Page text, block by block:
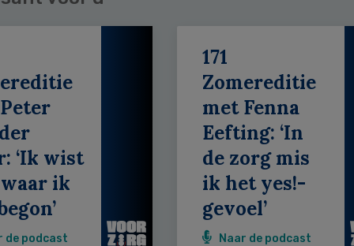
‘Ik wist
ik
de podcast
171
Zomereditie
met Fenna
Eefting: ‘In
de zorg mis
ik het yes!-
gevoel’
Naar de podcast